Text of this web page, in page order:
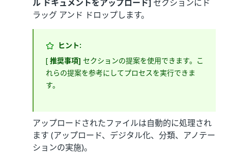
ル ドキュメントをアップロード] セクションにド
ラッグ アンド ドロップします。
ヒント:
[推奨事項] セクションの提案を使用できます。こ
れらの提案を参考にしてプロセスを実行できま
す。
アップロードされたファイルは自動的に処理され
ます (アップロード、デジタル化、分類、アノテー
ションの実施)。